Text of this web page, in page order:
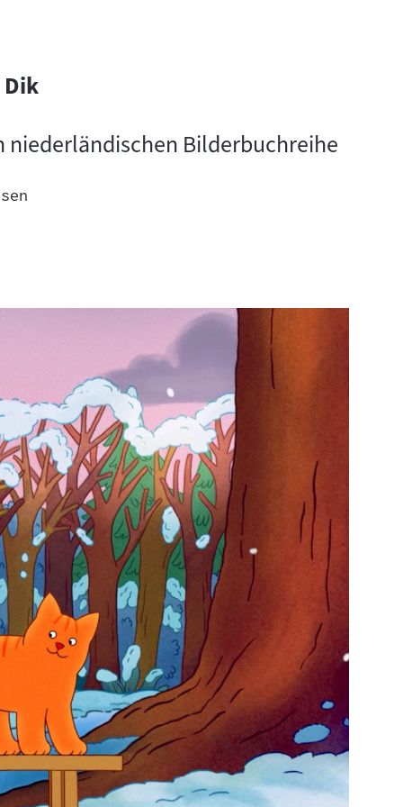
Dik
niederländischen Bilderbuchreihe